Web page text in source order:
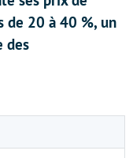
de 20 à 40 %, un
des